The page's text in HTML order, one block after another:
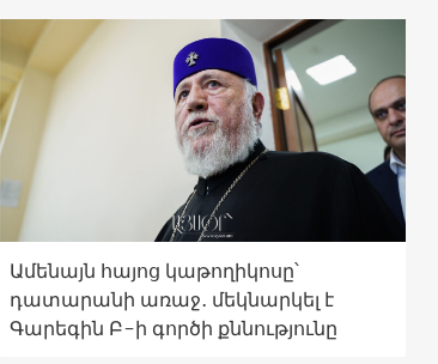
Ամենայն հայոց կաթողիկոսը՝
դատարանի առաջ․ մեկնարկել է
Գարեգին Բ-ի գործի քննությունը